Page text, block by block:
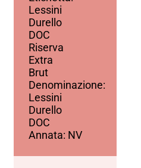
Lessini
Durello
DOC
Riserva
Extra
Brut
Denominazione:
Lessini
Durello
DOC
Annata: NV